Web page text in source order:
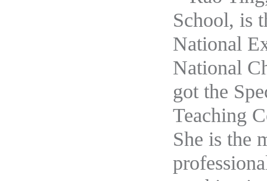
School, is
National
National
got the
Teaching
She is the